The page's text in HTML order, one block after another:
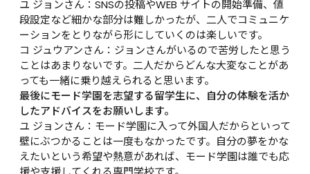
ユ ジョンさん：SNSの投稿やWEB サイトの開始準備、値
段設定など細かな部分は難しかったが、二人でコミュニケ
ーションをとりながら形にしていくのは楽しいです。
コ ジュウアンさん：ジョンさんがいるので苦労したと思う
ことはあまりないです。二人だからどんな大変なことがあ
っても一緒に乗り越えられると思います。
最後にモード学園を志望する留学生に、自分の体験を活か
したアドバイスをお願いします。
ユ ジョンさん：モード学園に入って外国人だからといって
壁にぶつかることは一度もなかったです。自分の夢をかな
えたいという希望や熱意があれば、モード学園は誰でも応